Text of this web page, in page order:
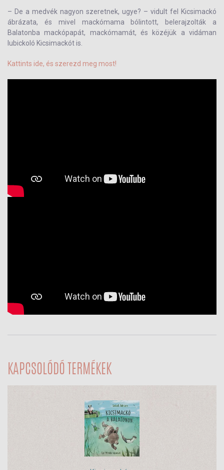
– De a medvék nagyon szeretnek, ugye? – vidult fel Kicsimackó
ábrázata, és mivel mackómama bólintott, belerajzolták a
Balatonba mackópapát, mackó­mamát, és közéjük a vidáman
lubickoló Kicsimackót is.
Kattints ide, és szerezd meg most!
KAPCSOLÓDÓ TERMÉKEK